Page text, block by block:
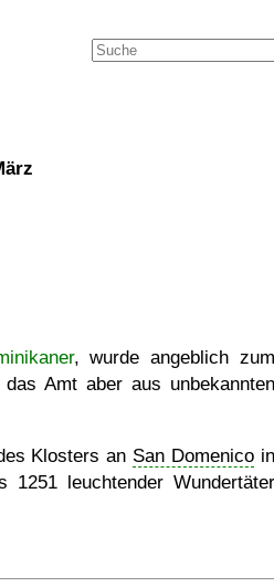
, wurde angeblich zum
Amt aber aus unbekannten
Klosters an San Domenico in
1251 leuchtender